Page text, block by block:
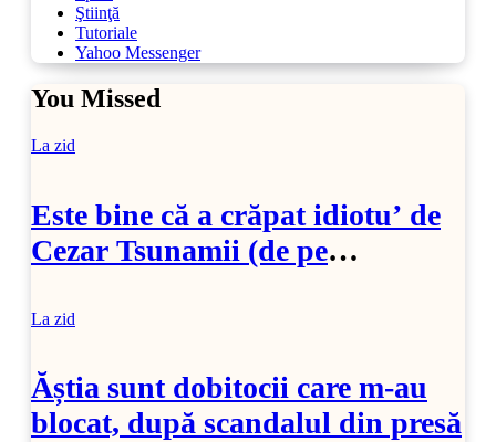
Ştiinţă
Tutoriale
Yahoo Messenger
You Missed
La zid
Este bine că a crăpat idiotu’ de
Cezar Tsunamii (de pe
La zid
Ăștia sunt dobitocii care m-au
blocat, după scandalul din presă